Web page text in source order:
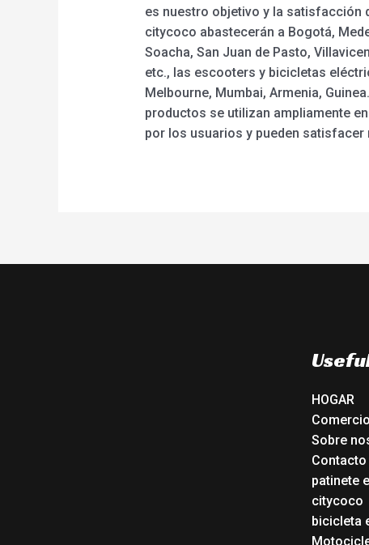
es nuestro objetivo y la satisfacción
citycoco abastecerán a Bogotá,
Soacha, San Juan de Pasto,
etc., las escooters y bicicletas
Melbourne, Mumbai, Armenia,
productos se utilizan ampliamente
por los usuarios y pueden
HOGAR
Comercio
Sobre
Contacto
patinete
citycoco
bicicleta